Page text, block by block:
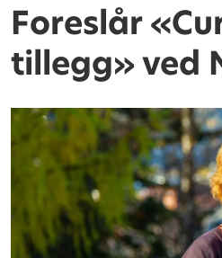
Foreslår
tillegg» ved